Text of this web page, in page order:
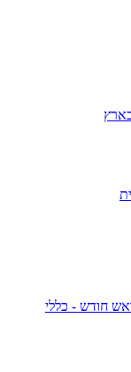
חודש - כללי